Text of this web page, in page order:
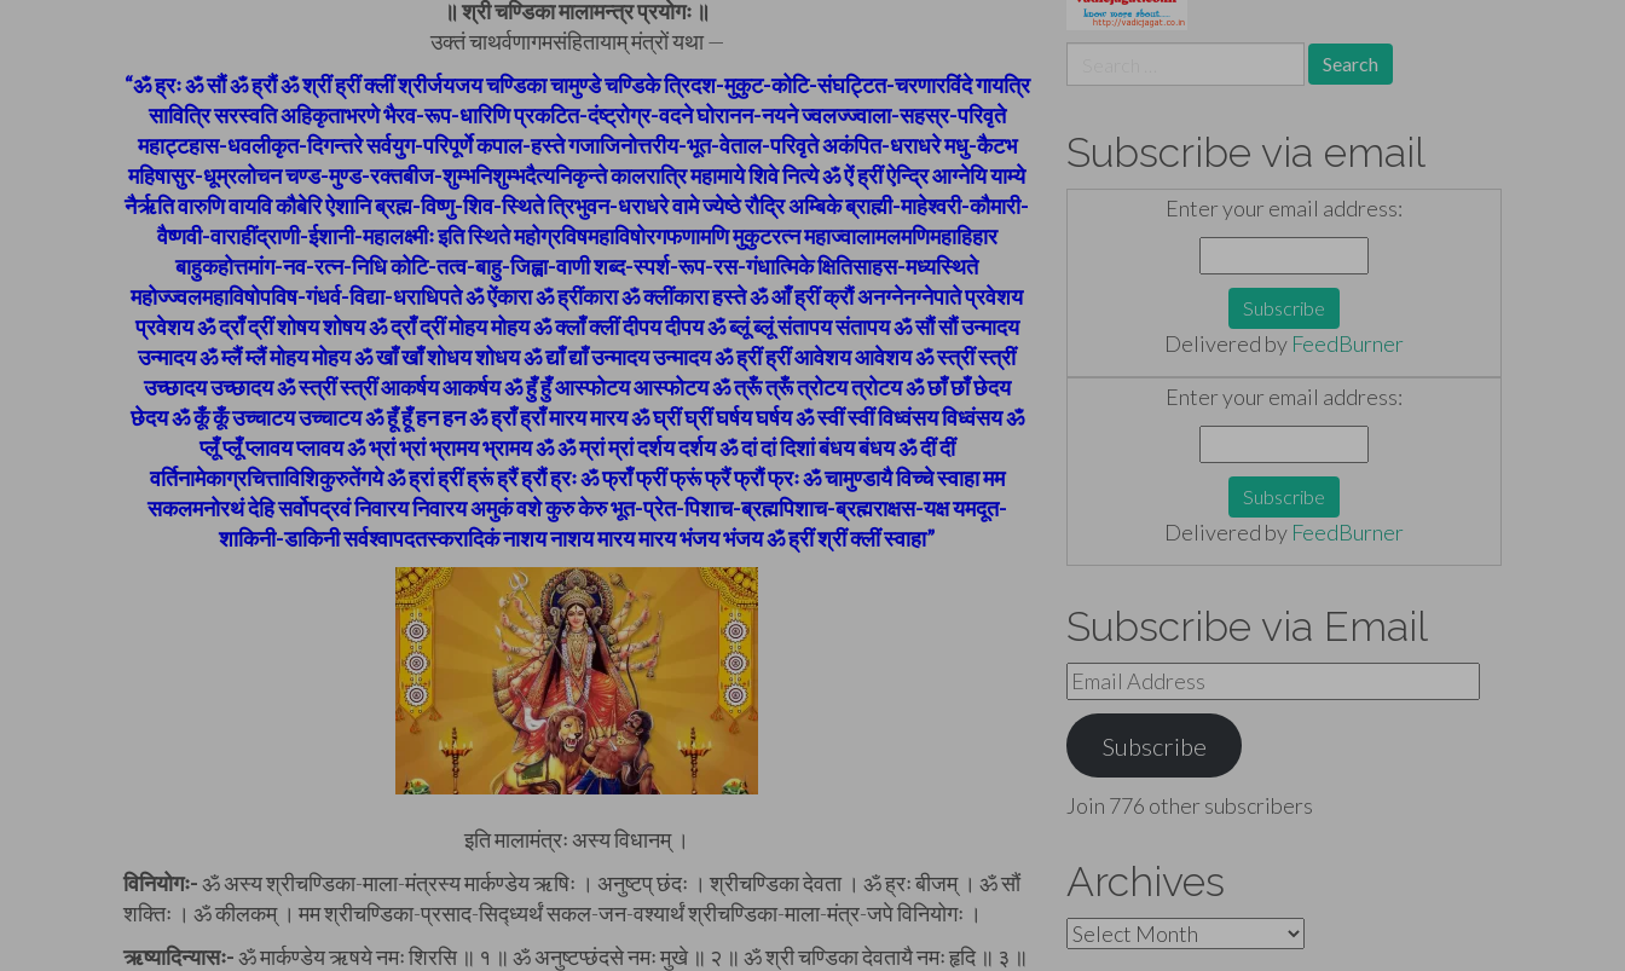
॥ श्री चण्डिका मालामन्त्र प्रयोगः ॥
उक्तं चाथर्वणागमसंहितायाम् मंत्रों यथा —
“ॐ ह्रः ॐ सौं ॐ ह्रौं ॐ श्रीं ह्रीं क्लीं श्रीर्जयजय चण्डिका चामुण्डे चण्डिके त्रिदश-मुकुट-कोटि-संघट्टित-चरणारविंदे गायत्रि
सावित्रि सरस्वति अहिकृताभरणे भैरव-रूप-धारिणि प्रकटित-दंष्ट्रोग्र-वदने घोरानन-नयने ज्वलज्ज्वाला-सहस्र-परिवृते
महाट्टहास-धवलीकृत-दिगन्तरे सर्वयुग-परिपूर्णे कपाल-हस्ते गजाजिनोत्तरीय-भूत-वेताल-परिवृते अकंपित-धराधरे मधु-कैटभ
महिषासुर-धूम्रलोचन चण्ड-मुण्ड-रक्तबीज-शुम्भनिशुम्भदैत्यनिकृन्ते कालरात्रि महामाये शिवे नित्ये ॐ ऐं ह्रीं ऐन्द्रि आग्नेयि याम्ये
नैर्ऋति वारुणि वायवि कौबेरि ऐशानि ब्रह्म-विष्णु-शिव-स्थिते त्रिभुवन-धराधरे वामे ज्येष्ठे रौद्रि अम्बिके ब्राह्मी-माहेश्वरी-कौमारी-
वैष्णवी-वाराहींद्राणी-ईशानी-महालक्ष्मीः इति स्थिते महोग्रविषमहाविषोरगफणामणि मुकुटरत्न महाज्वालामलमणिमहाहिहार
बाहुकहोत्तमांग-नव-रत्न-निधि कोटि-तत्व-बाहु-जिह्वा-वाणी शब्द-स्पर्श-रूप-रस-गंधात्मिके क्षितिसाहस-मध्यस्थिते
महोज्ज्वलमहाविषोपविष-गंधर्व-विद्या-धराधिपते ॐ ऐंकारा ॐ ह्रींकारा ॐ क्लींकारा हस्ते ॐ आँ ह्रीं क्रौं अनग्नेनग्नेपाते प्रवेशय
प्रवेशय ॐ द्राँ द्रीं शोषय शोषय ॐ द्राँ द्रीं मोहय मोहय ॐ क्लाँ क्लीं दीपय दीपय ॐ ब्लूं ब्लूं संतापय संतापय ॐ सौं सौं उन्मादय
उन्मादय ॐ म्लैं म्लैं मोहय मोहय ॐ खाँ खाँ शोधय शोधय ॐ द्याँ द्याँ उन्मादय उन्मादय ॐ ह्रीं ह्रीं आवेशय आवेशय ॐ स्त्रीं स्त्रीं
उच्छादय उच्छादय ॐ स्त्रीं स्त्रीं आकर्षय आकर्षय ॐ हुँ हुँ आस्फोटय आस्फोटय ॐ त्रूँ त्रूँ त्रोटय त्रोटय ॐ छाँ छाँ छेदय
छेदय ॐ कूँ कूँ उच्चाटय उच्चाटय ॐ हूँ हूँ हन हन ॐ ह्राँ ह्राँ मारय मारय ॐ घ्रीं घ्रीं घर्षय घर्षय ॐ स्वीं स्वीं विध्वंसय विध्वंसय ॐ
प्लूँ प्लूँ प्लावय प्लावय ॐ भ्रां भ्रां भ्रामय भ्रामय ॐ ॐ म्रां म्रां दर्शय दर्शय ॐ दां दां दिशां बंधय बंधय ॐ दीं दीं
वर्तिनामेकाग्रचित्ताविशिकुरुतेंगये ॐ ह्रां ह्रीं ह्रूं ह्रैं ह्रौं ह्रः ॐ फ्राँ फ्रीं फ्रूं फ्रैं फ्रौं फ्रः ॐ चामुण्डायै विच्चे स्वाहा मम
सकलमनोरथं देहि सर्वोपद्रवं निवारय निवारय अमुकं वशे कुरु केरु भूत-प्रेत-पिशाच-ब्रह्मपिशाच-ब्रह्मराक्षस-यक्ष यमदूत-
शाकिनी-डाकिनी सर्वश्वापदतस्करादिकं नाशय नाशय मारय मारय भंजय भंजय ॐ ह्रीं श्रीं क्लीं स्वाहा”
इति मालामंत्रः अस्य विधानम् ।
विनियोगः-ॐ अस्य श्रीचण्डिका-माला-मंत्रस्य मार्कण्डेय ऋषिः । अनुष्टप् छंदः । श्रीचण्डिका देवता । ॐ ह्रः बीजम् । ॐ सौं
शक्तिः । ॐ कीलकम् । मम श्रीचण्डिका-प्रसाद-सिद्ध्यर्थं सकल-जन-वश्यार्थं श्रीचण्डिका-माला-मंत्र-जपे विनियोगः ।
ऋष्यादिन्यासः-ॐ मार्कण्डेय ऋषये नमः शिरसि ॥ १ ॥ ॐ अनुष्टप्छंदसे नमः मुखे ॥ २ ॥ ॐ श्री चण्डिका देवतायै नमः हृदि ॥ ३ ॥
for:
Subscribe via email
Enter your email address:
Delivered by FeedBurner
Enter your email address:
Delivered by FeedBurner
Subscribe via Email
Email
Address
Subscribe
Join 776 other subscribers
Archives
Archives